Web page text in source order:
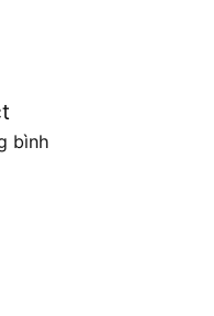
bình